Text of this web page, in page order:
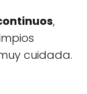
,
cuidada.